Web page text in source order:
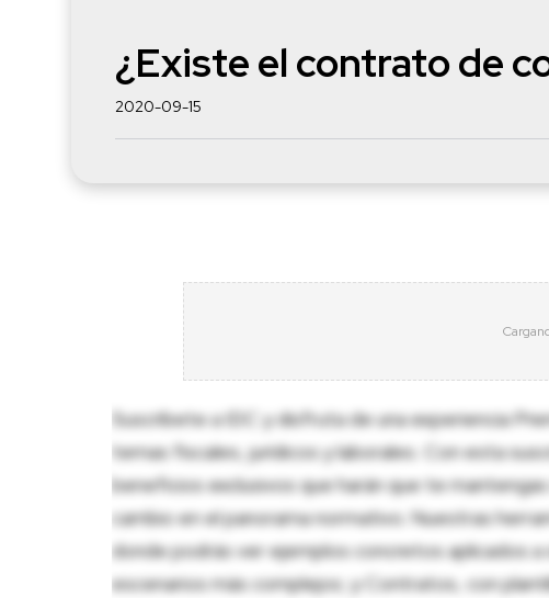
¿Existe el contrato de
2020-09-15
Suscríbete a IDC y disfruta de una experiencia
temas fiscales, jurídicos y laborales. Con esta
beneficios exclusivos que harán que te
cambio en el panorama normativo. Nuestras
donde podrás ver ejemplos concretos aplicados
escenarios más complejos; y Contratos, con